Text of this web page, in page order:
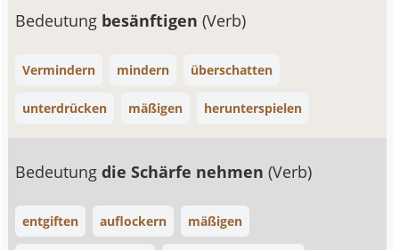
Bedeutung besänftigen(Verb)
Vermindern mindern überschatten
unterdrücken mäßigen herunterspielen
Bedeutungdie Schärfe nehmen(Verb)
entgiften auflockern mäßigen